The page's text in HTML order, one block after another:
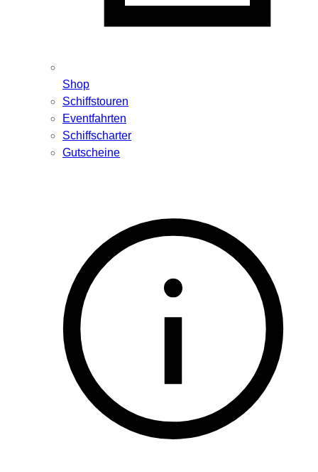
Shop
Schiffstouren
Eventfahrten
Schiffscharter
Gutscheine